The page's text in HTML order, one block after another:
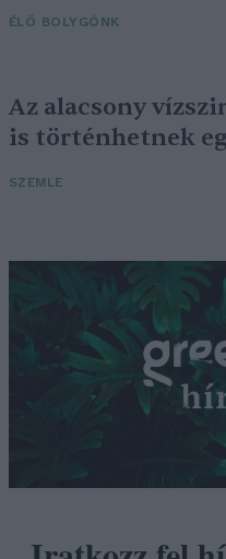
ÉLŐ BOLYGÓNK
Az alacsony
is történhetnek
SZEMLE